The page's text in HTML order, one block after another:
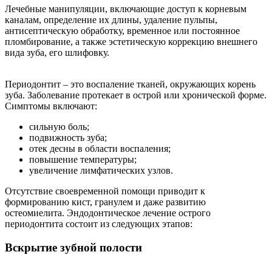
Лечебные манипуляции, включающие доступ к корневым
каналам, определение их длины, удаление пульпы,
антисептическую обработку, временное или постоянное
пломбирование, а также эстетическую коррекцию внешнего
вида зуба, его шлифовку.
Периодонтит – это воспаление тканей, окружающих корень
зуба. Заболевание протекает в острой или хронической форме.
Симптомы включают:
сильную боль;
подвижность зуба;
отек десны в области воспаления;
повышение температуры;
увеличение лимфатических узлов.
Отсутствие своевременной помощи приводит к
формированию кист, гранулем и даже развитию
остеомиелита. Эндодонтическое лечение острого
периодонтита состоит из следующих этапов:
Вскрытие зубной полости